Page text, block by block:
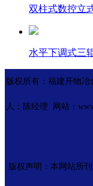
双柱式数控立
水平下调式三
版权所有：福建开物
人：陈经理 网站：
版权声明：本网站所